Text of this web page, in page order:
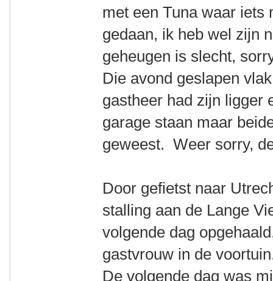
met een Tuna waar iets
gedaan, ik heb wel zijn
geheugen is slecht,
Die avond geslapen
gastheer had zijn ligger
garage staan maar
geweest. Weer sorry,
Door gefietst naar
stalling aan de Lange
volgende dag
gastvrouw in de
De volgende dag was